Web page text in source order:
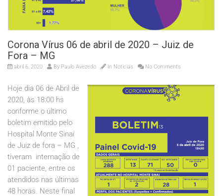
Corona Vírus 06 de abril de 2020 – Juiz de
Fora – MG
abril 6, 2020 By Paulo Avezedo In Noticias No Comments
Hoje dia 06 de Abril de
2020, às 18:00 hs
conforme o último
boletim emitido pelo
Hospital Monte Sinai
de Juiz de fora – MG ,
tiveram internação de
01 paciente, entre os
atendidos nas últimas
48 horas. Neste final